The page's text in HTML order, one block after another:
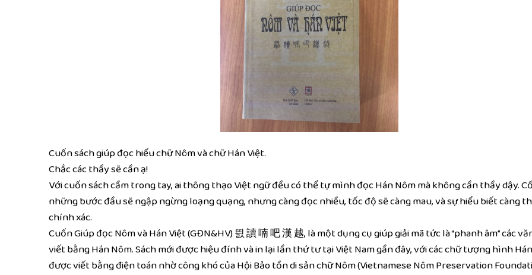
Cuốn sách giúp đọc hiểu chữ Nôm và chữ Hán Việt.
Chắc các thầy sẽ cần ạ!
Với cuốn sách cầm trong tay, ai thông thạo Việt ngữ đều có thể tự mình đọc Hán Nôm mà không cần thầy dậy.
những bước đầu sẽ ngập ngừng loạng quạng, nhưng càng đọc nhiều, tốc độ sẽ càng mau, và sự hiểu biết càng
chính xác.
Cuốn Giúp đọc Nôm và Hán Việt (GĐN&HV) 띐 讀 喃 吧 漢 越, là một dụng cụ giúp giải mã tức là “phanh âm” các
viết bằng Hán Nôm. Sách mới được hiệu đính và in lại lần thứ tư tại Việt Nam gần đây, với các chữ tượng hình
được viết bằng điện toán nhờ công khó của Hội Bảo tồn di sản chữ Nôm (Vietnamese Nôm Preservation